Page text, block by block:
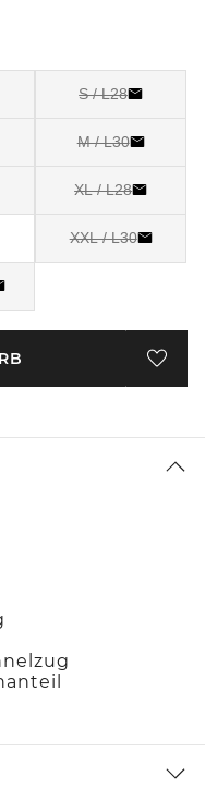
S / L28
M / L30
XL / L28
XXL / L30